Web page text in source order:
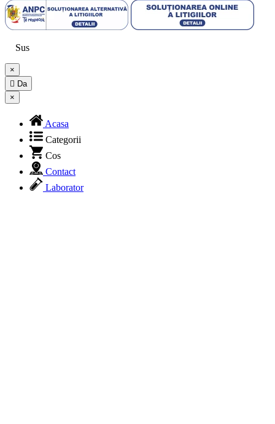
Sus
×
 Da
×
Acasa
Categorii
Cos
Contact
Laborator